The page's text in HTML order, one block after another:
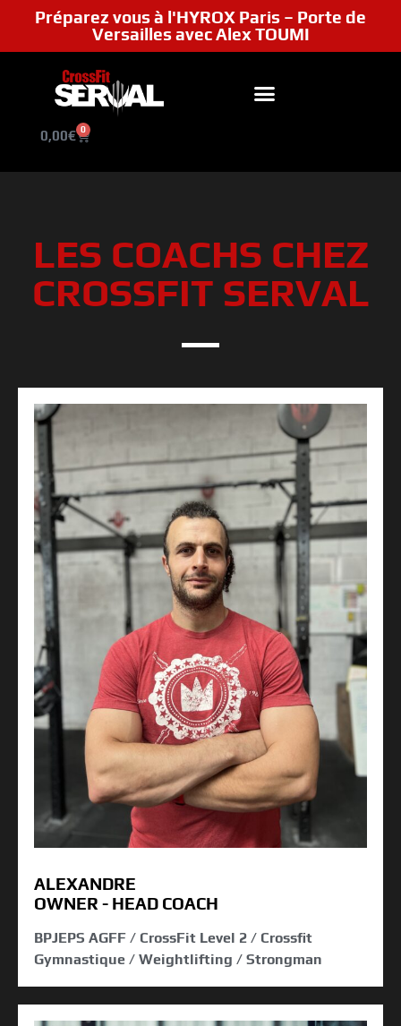
Préparez vous à l'HYROX Paris – Porte de
Versailles avec Alex TOUMI
0,00€ 0
LES COACHS CHEZ
CROSSFIT SERVAL
ALEXANDRE
OWNER - HEAD COACH
BPJEPS AGFF / CrossFit Level 2 / Crossfit
Gymnastique / Weightlifting / Strongman